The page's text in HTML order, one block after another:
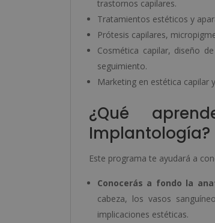
trastornos capilares.
Tratamientos estéticos y
Prótesis capilares,
Cosmética capilar, diseño
seguimiento.
Marketing en estética capilar
¿Qué
Implantología?
Este programa te ayudará a
Conocerás a fondo la
cabeza, los vasos
implicaciones estéticas.